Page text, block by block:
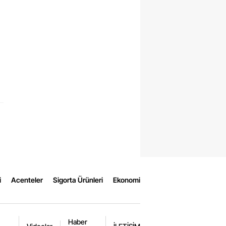
Acenteler Sigorta Ürünleri Ekonomi
Haber